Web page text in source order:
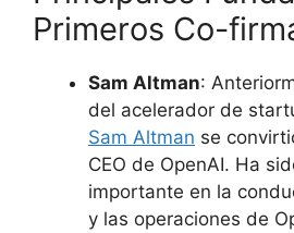
Primeros Co-
Sam Altman:
del acelerador de
Sam Altman se
CEO de OpenAI. Ha
importante en la
y las operaciones de